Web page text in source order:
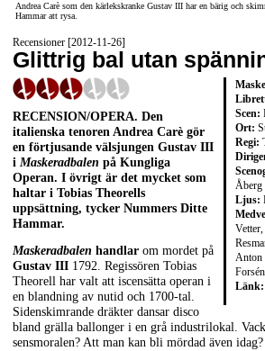
Andrea Carè som den kärlekskranke Gustav III har en bärig och
Hammar att rysa.
Recensioner [2012-11-26]
Glittrig bal utan
Scen:
Ort:
Regi:
Åberg
Ljus:
Anton
Länk:
RECENSION/OPERA. Den
italienska tenoren Andrea Carè gör
en förtjusande välsjungen Gustav III
i Maskeradbalen på Kungliga
Operan. I övrigt är det mycket som
haltar i Tobias Theorells
uppsättning, tycker Nummers Ditte
Hammar.
Maskeradbalen handlar om mordet på
Gustav III 1792. Regissören Tobias
Theorell har valt att iscensätta operan i
en blandning av nutid och 1700-tal.
Sidenskimrande dräkter dansar disco
bland grälla ballonger i en grå industrilokal.
sensmoralen? Att man kan bli mördad även